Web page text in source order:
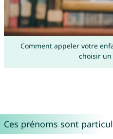
Comment appeler votre
choisir
Ces prénoms sont